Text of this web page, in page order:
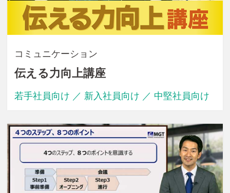
コミュニケーション
伝える力向上講座
若手社員向け ／ 新入社員向け ／ 中堅社員向け